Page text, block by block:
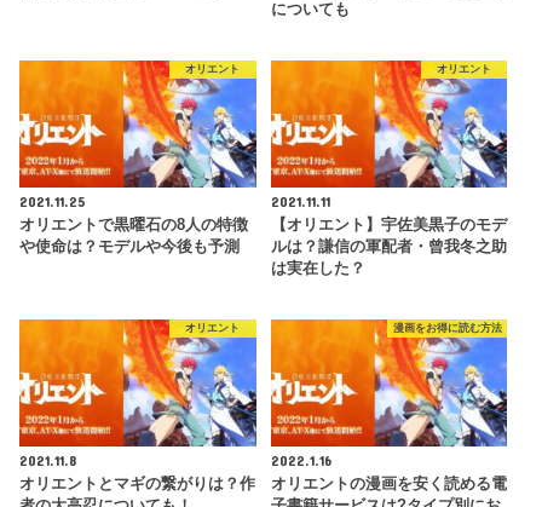
についても
オリエント
2021.11.25
オリエントで黒曜石の8人の特徴
や使命は？モデルや今後も予測
オリエント
2021.11.11
【オリエント】宇佐美黒子のモデ
ルは？謙信の軍配者・曾我冬之助
は実在した？
オリエント
2021.11.8
オリエントとマギの繋がりは？作
漫画をお得に読む方法
2022.1.16
オリエントの漫画を安く読める電